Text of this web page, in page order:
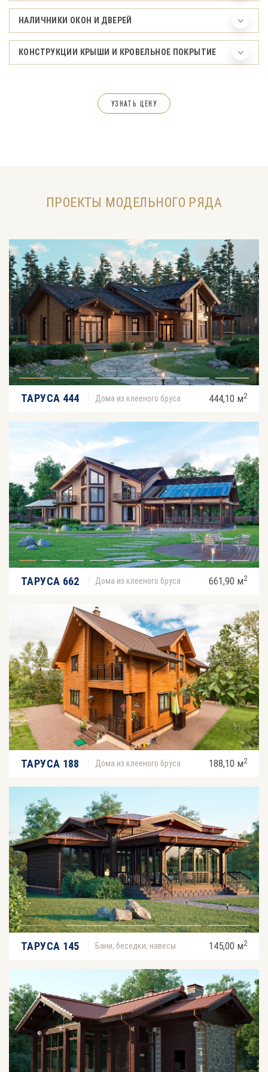
НАЛИЧНИКИ ОКОН И ДВЕРЕЙ
КОНСТРУКЦИИ КРЫШИ И КРОВЕЛЬНОЕ ПОКРЫТИЕ
УЗНАТЬ ЦЕНУ
ПРОЕКТЫ МОДЕЛЬНОГО РЯДА
ТАРУСА 444 Дома из клееного бруса 444,10 м2
ТАРУСА 662 Дома из клееного бруса 661,90 м2
ТАРУСА 188 Дома из клееного бруса 188,10 м2
ТАРУСА 145 Бани, беседки, навесы 145,00 м2